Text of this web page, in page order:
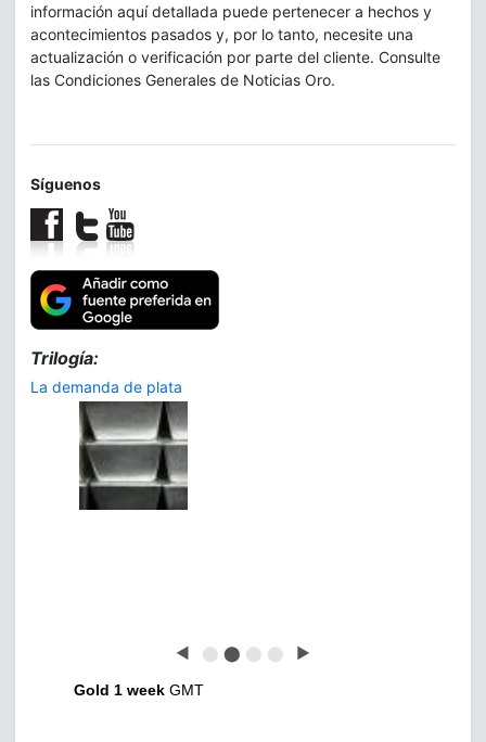
información aquí detallada puede pertenecer a hechos y
acontecimientos pasados y, por lo tanto, necesite una
actualización o verificación por parte del cliente. Consulte
las Condiciones Generales de Noticias Oro.
Síguenos
Trilogía:
La demanda de plata
◀ ⬤ ⬤ ⬤ ⬤ ▶
Gold 1 week GMT